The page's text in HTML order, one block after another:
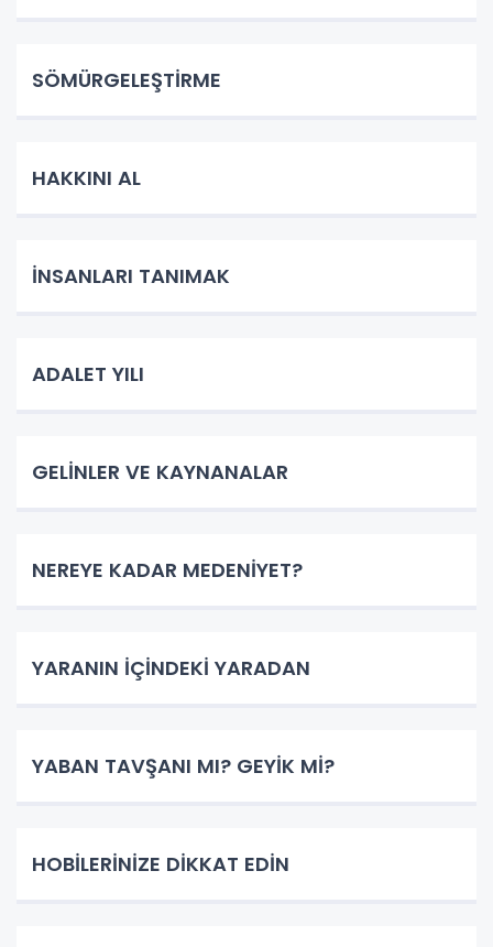
SÖMÜRGELEŞTİRME
HAKKINI AL
İNSANLARI TANIMAK
ADALET YILI
GELİNLER VE KAYNANALAR
NEREYE KADAR MEDENİYET?
YARANIN İÇİNDEKİ YARADAN
YABAN TAVŞANI MI? GEYİK Mİ?
HOBİLERİNİZE DİKKAT EDİN